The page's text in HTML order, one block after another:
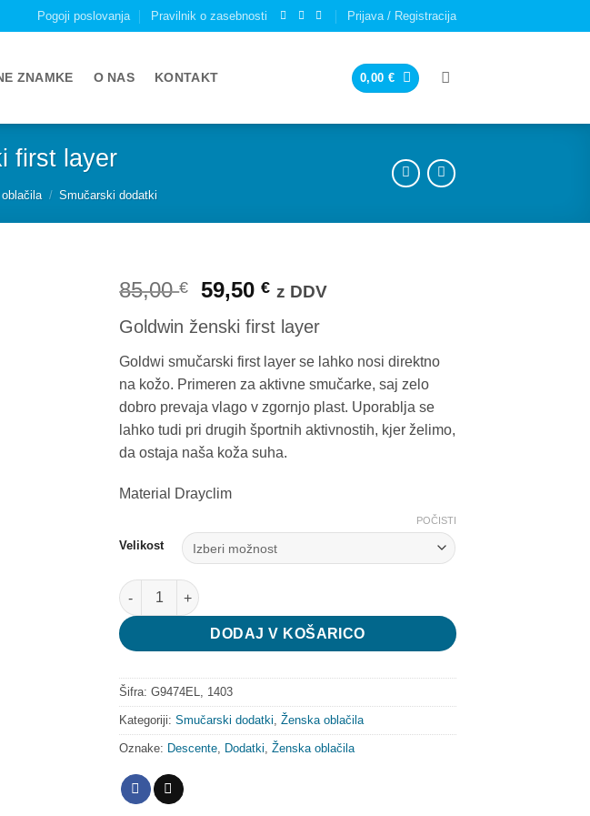
Pogoji poslovanja Pravilnik o zasebnosti Prijava / Registracija
ZNAMKE O NAS KONTAKT 0,00€
first layer
/ Smučarski dodatki
85,00€
Izvirna
je
bila:
85,00 €.
59,50€Trenutna
je:
59,50 €.
z DDV
Goldwin ženski first layer
Goldwi smučarski first layer se lahko nosi direktno
na kožo. Primeren za aktivne smučarke, saj zelo
dobro prevaja vlago v zgornjo plast. Uporablja se
lahko tudi pri drugih športnih aktivnostih, kjer želimo,
da ostaja naša koža suha.
Material Drayclim
Velikost
POČISTI
Goldwin ženski first layer količina
DODAJ V KOŠARICO
Šifra:G9474EL, 1403
Kategoriji:Smučarski dodatki,Ženska oblačila
Oznake: Descente, Dodatki,Ženska oblačila